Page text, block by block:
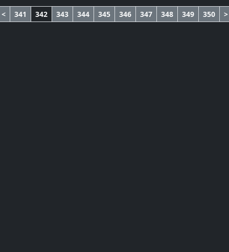
< 341 342 343 344 345 346 347 348 349 350 >